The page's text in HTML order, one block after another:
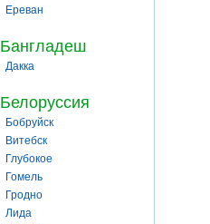
Ереван
Бангладеш
Дакка
Белоруссия
Бобруйск
Витебск
Глубокое
Гомель
Гродно
Лида